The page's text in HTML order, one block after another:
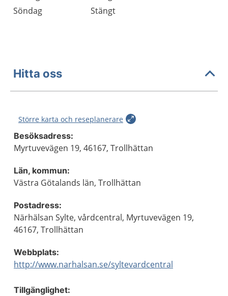
Söndag
Stängt
Hitta oss
Större karta och reseplanerare
Besöksadress:
Myrtuvevägen 19, 46167, Trollhättan
Län, kommun:
Västra Götalands län, Trollhättan
Postadress:
Närhälsan Sylte, vårdcentral, Myrtuvevägen 19,
46167, Trollhättan
Webbplats:
http://www.narhalsan.se/syltevardcentral
Tillgänglighet: